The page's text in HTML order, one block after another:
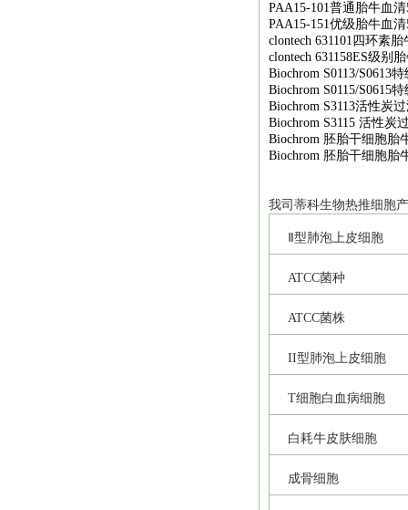
PAA15-101普通胎牛血清
PAA15-151优级胎牛血清
clontech 631101 四环素胎
clontech 631158ES级别
Biochrom S0113/S0613特
Biochrom S0115/S0615特
Biochrom S3113活性炭
Biochrom S3115 活性炭
Biochrom 胚胎干细胞胎
Biochrom 胚胎干细胞胎
我司 蒂科生物热推细胞
Ⅱ型肺泡上皮细胞
ATCC菌种
ATCC菌株
II型肺泡上皮细胞
T细胞白血病细胞
白耗牛皮肤细胞
成骨细胞